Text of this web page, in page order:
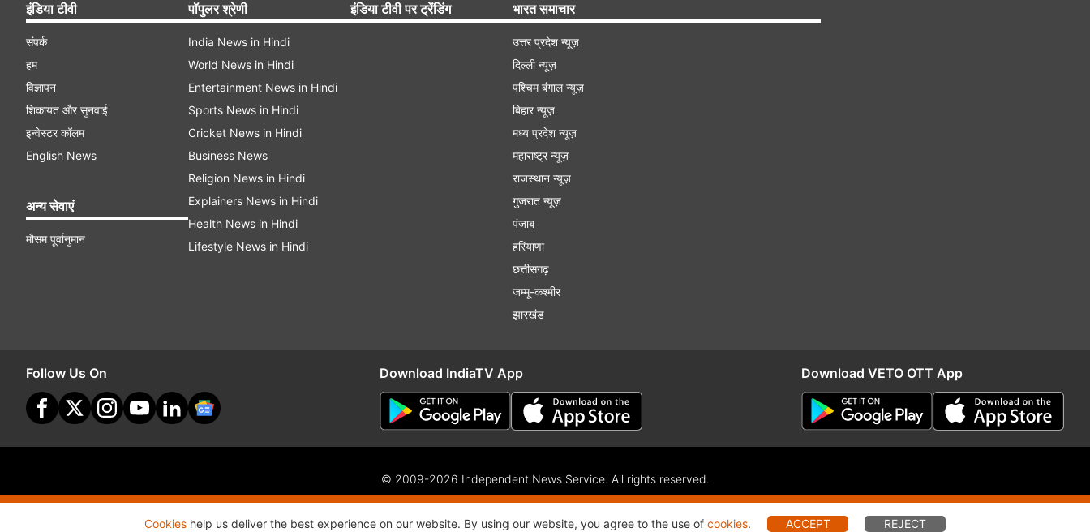
इंडिया टीवी
संपर्क
हम
विज्ञापन
शिकायत और सुनवाई
इन्वेस्टर कॉलम
English News
अन्य सेवाएं
मौसम पूर्वानुमान
पॉपुलर श्रेणी
India News in Hindi
World News in Hindi
Entertainment News in Hindi
Sports News in Hindi
Cricket News in Hindi
Business News
Religion News in Hindi
Explainers News in Hindi
Health News in Hindi
Lifestyle News in Hindi
इंडिया टीवी पर ट्रेंडिंग भारत समाचार
उत्तर प्रदेश न्यूज़
दिल्ली न्यूज़
पश्चिम बंगाल न्यूज़
बिहार न्यूज़
मध्य प्रदेश न्यूज़
महाराष्ट्र न्यूज़
राजस्थान न्यूज़
गुजरात न्यूज़
पंजाब
हरियाणा
छत्तीसगढ़
जम्मू-कश्मीर
झारखंड
Follow Us On Download IndiaTV App Download VETO OTT App
© 2009-2026 Independent News Service. All rights reserved.
Site Map
Terms Of Use Privacy Policy CSR Policy Complaint Redressal RSS RIO
Distribution
Cookies help us deliver the best experience on our website. By using our website, you agree to the use of cookies. ACCEPT REJECT